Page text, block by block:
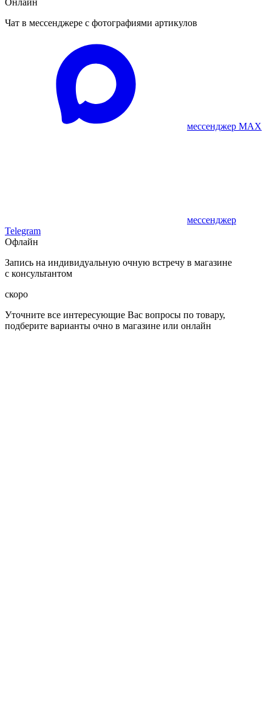
Онлайн
Чат в мессенджере с фотографиями артикулов
мессенджер MAX
мессенджер
Telegram
Офлайн
Запись на индивидуальную очную встречу в магазине
с консультантом
скоро
Уточните все интересующие Вас вопросы по товару,
подберите варианты очно в магазине или онлайн